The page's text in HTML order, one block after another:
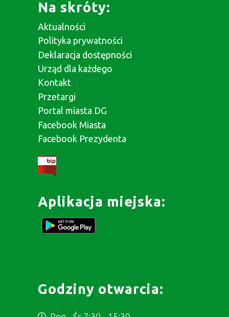
Na skróty:
Aktualności
Polityka prywatności
Deklaracja dostępności
Urząd dla każdego
Kontakt
Przetargi
Portal miasta DG
Facebook Miasta
Facebook Prezydenta
Aplikacja miejska:
Godziny otwarcia: